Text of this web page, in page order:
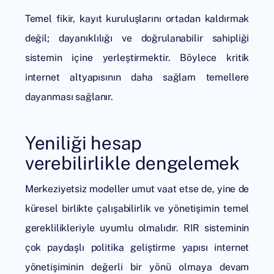
Temel fikir, kayıt kuruluşlarını ortadan kaldırmak
değil; dayanıklılığı ve doğrulanabilir sahipliği
sistemin içine yerleştirmektir. Böylece kritik
internet altyapısının daha sağlam temellere
dayanması sağlanır.
Yeniliği hesap
verebilirlikle dengelemek
Merkeziyetsiz modeller umut vaat etse de, yine de
küresel birlikte çalışabilirlik ve yönetişimin temel
gereklilikleriyle uyumlu olmalıdır. RIR sisteminin
çok paydaşlı politika geliştirme yapısı internet
yönetişiminin değerli bir yönü olmaya devam